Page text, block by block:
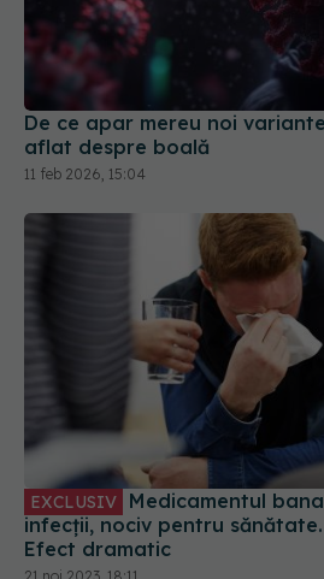
De ce apar mereu noi
aflat despre boală
11 feb 2026, 15:04
EXCLUSIV
infecții, nociv pentru
Efect dramatic